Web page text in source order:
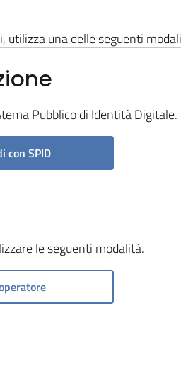
utilizza una delle seguenti
Pubblico di Identità Digitale.
con SPID
le seguenti modalità.